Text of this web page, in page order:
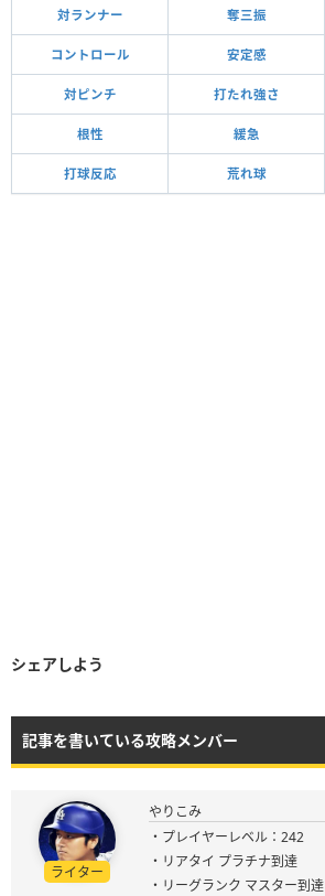
対ランナー 奪三振
コントロール 安定感
対ピンチ 打たれ強さ
根性 緩急
打球反応 荒れ球
シェアしよう
記事を書いている攻略メンバー
ライター
やりこみ
・プレイヤーレベル：242
・リアタイ プラチナ到達
・リーグランク マスター到達